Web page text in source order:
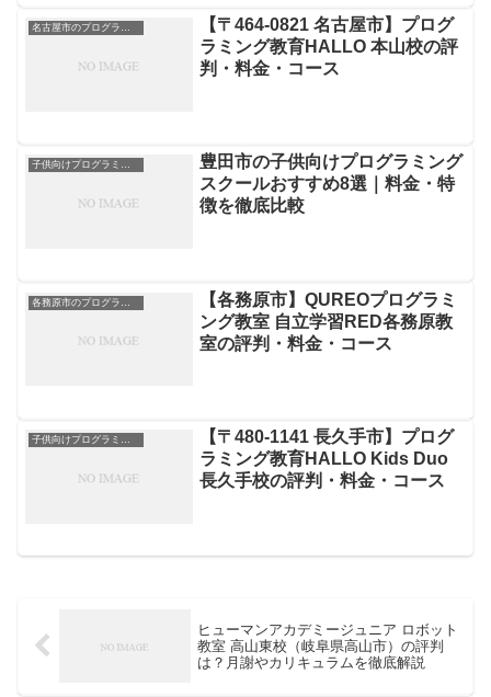
名古屋市のプログラミングスクール
【〒464-0821 名古屋市】プログ
ラミング教育HALLO 本山校の評
判・料金・コース
子供向けプログラミングスクール
豊田市の子供向けプログラミング
スクールおすすめ8選｜料金・特
徴を徹底比較
【各務原市】QUREOプログラミ
ング教室 自立学習RED各務原教
室の評判・料金・コース
【〒480-1141 長久手市】プログ
ラミング教育HALLO Kids Duo
長久手校の評判・料金・コース
ヒューマンアカデミージュニア ロボット
教室 高山東校（岐阜県高山市）の評判
は？月謝やカリキュラムを徹底解説